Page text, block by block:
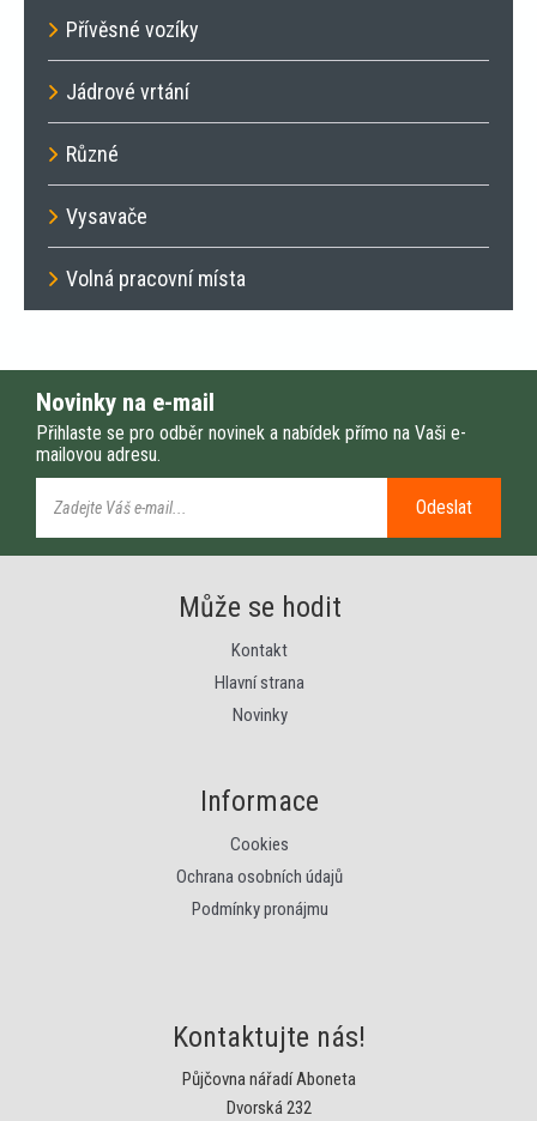
Přívěsné vozíky
Jádrové vrtání
Různé
Vysavače
Volná pracovní místa
Novinky na e-mail
Přihlaste se pro odběr novinek a nabídek přímo na Vaši e-
mailovou adresu.
Odeslat
Může se hodit
Kontakt
Hlavní strana
Novinky
Informace
Cookies
Ochrana osobních údajů
Podmínky pronájmu
Kontaktujte nás!
Půjčovna nářadí Aboneta
Dvorská 232